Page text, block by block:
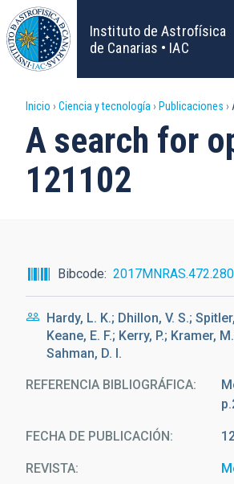
Pasar
al
contenido
principal
Instituto de Astrofísica
de Canarias • IAC
Sobrescribir
enlaces
de
a
la
navegación
Inicio Ciencia y tecnología Publicaciones
A search for
121102
Bibcode
Hardy, L. K.; Dhillon, V. S.;
Keane, E. F.; Kerry, P.; Kramer,
Sahman, D. I.
REFERENCIA BIBLIOGRÁFICA
FECHA DE PUBLICACIÓN:
REVISTA